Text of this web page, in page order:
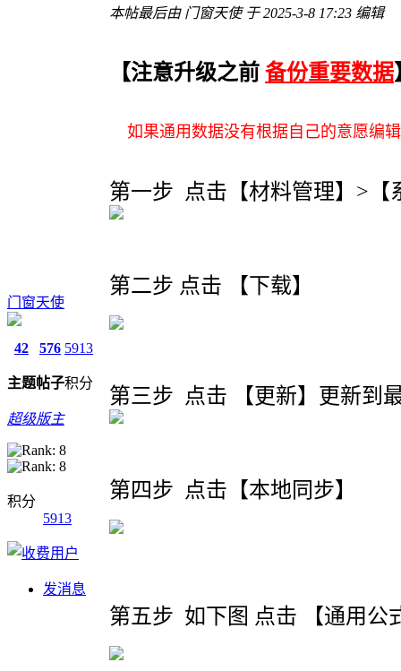
门窗天使
42
主题
576
帖子
5913
积分
超级版主
积分
5913
发消息
本帖最后由 门窗天使 于 2025-3-8 17:23 编辑
【注意升级之前 备份重要数据
如果通用数据没有根据自己的意愿编
第一步 点击【材料管理】>【
第二步 点击 【下载】
第三步 点击 【更新】更新到
第四步 点击【本地同步】
第五步 如下图 点击 【通用公